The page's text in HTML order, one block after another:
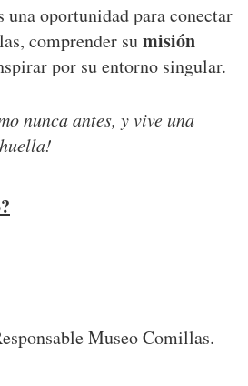
una oportunidad para conectar
comprender sumisión
por su entorno singular.
nunca antes, y vive una
Museo Comillas.